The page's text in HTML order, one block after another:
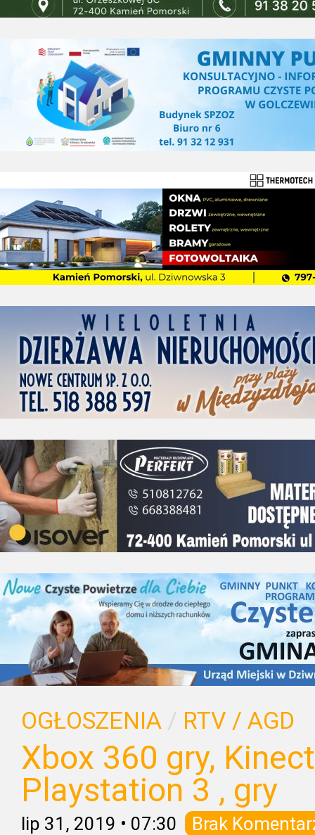
OGŁOSZENIA / RTV / AGD
Xbox 360 gry,
Playstation 3 , gry
lip 31, 2019 • 07:30 Brak